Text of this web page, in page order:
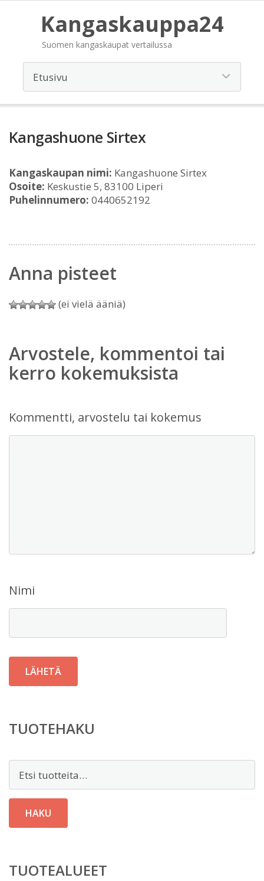
Kangaskauppa24
Suomen kangaskaupat vertailussa
Kangashuone Sirtex
Kangaskaupan nimi: Kangashuone Sirtex
Osoite: Keskustie 5, 83100 Liperi
Puhelinnumero: 0440652192
Anna pisteet
(ei vielä ääniä)
Arvostele, kommentoi tai
kerro kokemuksista
Kommentti, arvostelu tai kokemus
Nimi
TUOTEHAKU
HAKU
TUOTEALUEET